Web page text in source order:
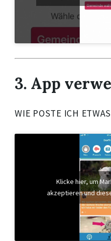
3. App
WIE POSTE ICH
Klicke hier, um
akzeptieren und